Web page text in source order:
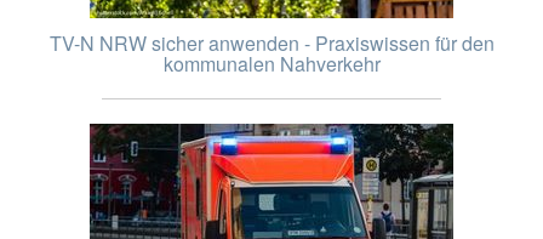
TV-N NRW sicher anwenden - Praxiswissen für den
kommunalen Nahverkehr